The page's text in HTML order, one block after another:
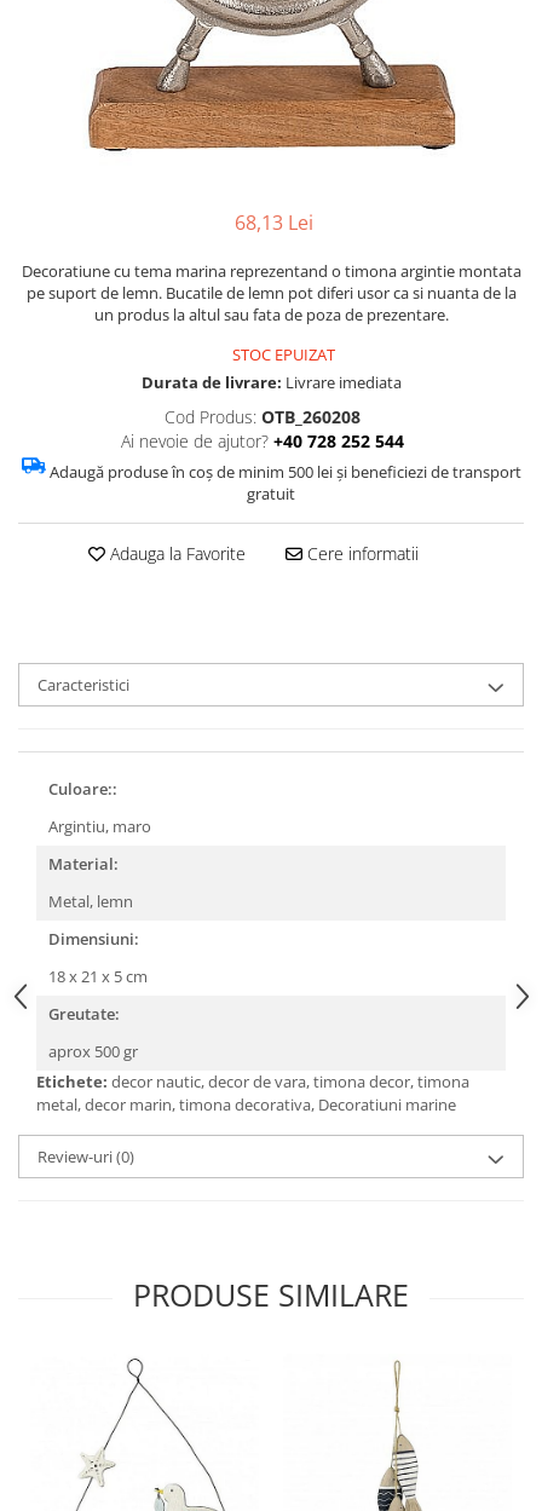
Barci, vapoare, ambarcatiuni
Decoratiuni care se agata
68,13 Lei
Decoratiune cu tema marina reprezentand o timona argintie montata
pe suport de lemn. Bucatile de lemn pot diferi usor ca si nuanta de la
un produs la altul sau fata de poza de prezentare.
STOC EPUIZAT
Durata de livrare: Livrare imediata
Cod Produs: OTB_260208
Ai nevoie de ajutor? +40 728 252 544
Adaugă produse în coș de minim 500 lei și beneficiezi de transport
gratuit
Adauga la Favorite Cere informatii
Caracteristici
Culoare::
Argintiu, maro
Material:
Metal, lemn
Dimensiuni:
18 x 21 x 5 cm
Greutate:
aprox 500 gr
Etichete: decor nautic, decor de vara, timona decor, timona
metal, decor marin, timona decorativa, Decoratiuni marine
Review-uri(0)
PRODUSE SIMILARE